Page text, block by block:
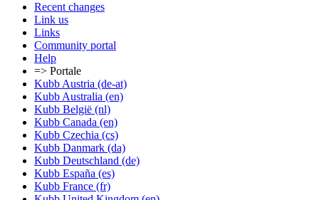
Recent changes
Link us
Links
Community portal
Help
=> Portale
Kubb Austria (de-at)
Kubb Australia (en)
Kubb België (nl)
Kubb Canada (en)
Kubb Czechia (cs)
Kubb Danmark (da)
Kubb Deutschland (de)
Kubb España (es)
Kubb France (fr)